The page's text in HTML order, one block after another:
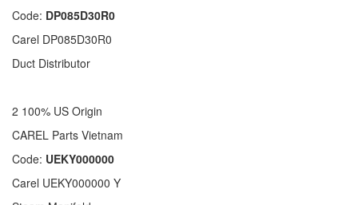
Code: DP085D30R0
Carel DP085D30R0
Duct Distributor
2 100% US Origin
CAREL Parts Vietnam
Code: UEKY000000
Carel UEKY000000 Y